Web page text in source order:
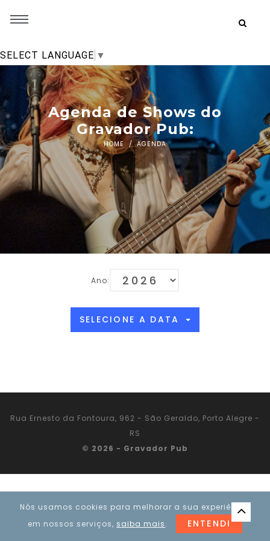
Nós usamos cookies para melhorar a sua experiência
em nossos serviços, saiba mais. ENTENDI
SELECT LANGUAGE ▼
Agenda de Shows do
Gravador Pub:
HOME AGENDA
Ano:
SELECIONE A DATA
Rua Ernesto da Fontoura, 962 - São Geraldo, Porto Alegre -
RS
© 2026 - Gravador Pub